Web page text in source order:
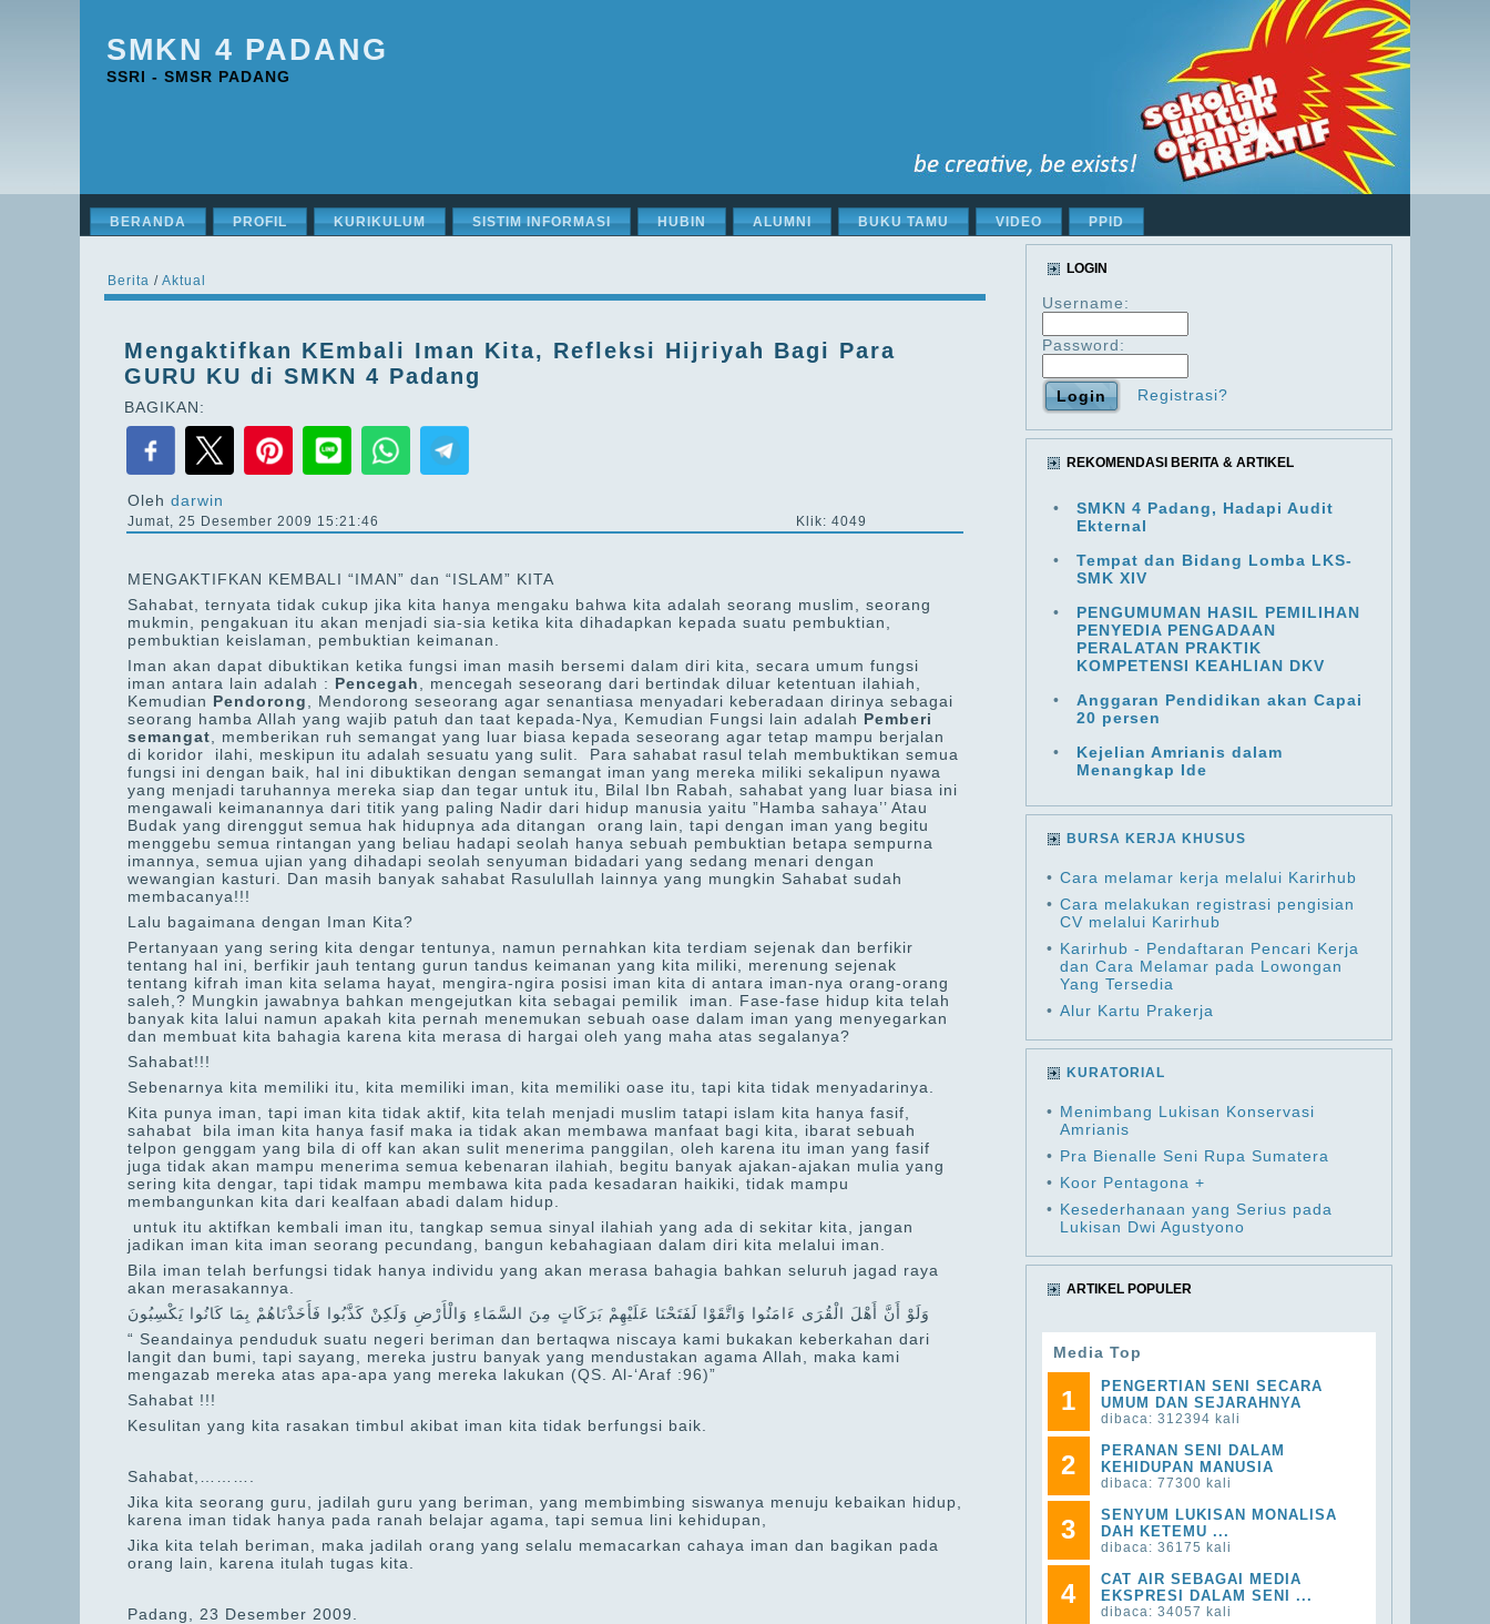
SMKN 4 PADANG
SSRI - SMSR PADANG
BERANDA PROFIL KURIKULUM SISTIM INFORMASI HUBIN ALUMNI BUKU TAMU VIDEO PPID
Berita / Aktual
Mengaktifkan KEmbali Iman Kita, Refleksi Hijriyah Bagi Para
GURU KU di SMKN 4 Padang
BAGIKAN:
Oleh darwin
Jumat, 25 Desember 2009 15:21:46 Klik: 4049
MENGAKTIFKAN KEMBALI “IMAN” dan “ISLAM” KITA
Sahabat, ternyata tidak cukup jika kita hanya mengaku bahwa kita adalah seorang muslim, seorang
mukmin, pengakuan itu akan menjadi sia-sia ketika kita dihadapkan kepada suatu pembuktian,
pembuktian keislaman, pembuktian keimanan.
Iman akan dapat dibuktikan ketika fungsi iman masih bersemi dalam diri kita, secara umum fungsi
iman antara lain adalah : Pencegah
, mencegah seseorang dari bertindak diluar ketentuan ilahiah,
Kemudian Pendorong
, Mendorong seseorang agar senantiasa menyadari keberadaan dirinya sebagai
seorang hamba Allah yang wajib patuh dan taat kepada-Nya, Kemudian Fungsi lain adalah Pemberi
semangat , memberikan ruh semangat yang luar biasa kepada seseorang agar tetap mampu berjalan
di koridor ilahi, meskipun itu adalah sesuatu yang sulit. Para sahabat rasul telah membuktikan semua
fungsi ini dengan baik, hal ini dibuktikan dengan semangat iman yang mereka miliki sekalipun nyawa
yang menjadi taruhannya mereka siap dan tegar untuk itu, Bilal Ibn Rabah, sahabat yang luar biasa ini
mengawali keimanannya dari titik yang paling Nadir dari hidup manusia yaitu ”Hamba sahaya’’ Atau
Budak yang direnggut semua hak hidupnya ada ditangan orang lain, tapi dengan iman yang begitu
menggebu semua rintangan yang beliau hadapi seolah hanya sebuah pembuktian betapa sempurna
imannya, semua ujian yang dihadapi seolah senyuman bidadari yang sedang menari dengan
wewangian kasturi. Dan masih banyak sahabat Rasulullah lainnya yang mungkin Sahabat sudah
membacanya!!!
Lalu bagaimana dengan Iman Kita?
Pertanyaan yang sering kita dengar tentunya, namun pernahkan kita terdiam sejenak dan berfikir
tentang hal ini, berfikir jauh tentang gurun tandus keimanan yang kita miliki, merenung sejenak
tentang kifrah iman kita selama hayat, mengira-ngira posisi iman kita di antara iman-nya orang-orang
saleh,? Mungkin jawabnya bahkan mengejutkan kita sebagai pemilik iman. Fase-fase hidup kita telah
banyak kita lalui namun apakah kita pernah menemukan sebuah oase dalam iman yang menyegarkan
dan membuat kita bahagia karena kita merasa di hargai oleh yang maha atas segalanya?
Sahabat!!!
Sebenarnya kita memiliki itu, kita memiliki iman, kita memiliki oase itu, tapi kita tidak menyadarinya.
Kita punya iman, tapi iman kita tidak aktif, kita telah menjadi muslim tatapi islam kita hanya fasif,
sahabat bila iman kita hanya fasif maka ia tidak akan membawa manfaat bagi kita, ibarat sebuah
telpon genggam yang bila di off kan akan sulit menerima panggilan, oleh karena itu iman yang fasif
juga tidak akan mampu menerima semua kebenaran ilahiah, begitu banyak ajakan-ajakan mulia yang
sering kita dengar, tapi tidak mampu membawa kita pada kesadaran haikiki, tidak mampu
membangunkan kita dari kealfaan abadi dalam hidup.
untuk itu aktifkan kembali iman itu, tangkap semua sinyal ilahiah yang ada di sekitar kita, jangan
jadikan iman kita iman seorang pecundang, bangun kebahagiaan dalam diri kita melalui iman.
Bila iman telah berfungsi tidak hanya individu yang akan merasa bahagia bahkan seluruh jagad raya
akan merasakannya.
وَلَوْ أَنَّ أَهْلَ الْقُرَى ءَامَنُوا وَاتَّقَوْا لَفَتَحْنَا عَلَيْهِمْ بَرَكَاتٍ مِنَ السَّمَاءِ وَالْأَرْضِ وَلَكِنْ كَذَّبُوا فَأَخَذْنَاهُمْ بِمَا كَانُوا يَكْسِبُونَ
“ Seandainya penduduk suatu negeri beriman dan bertaqwa niscaya kami bukakan keberkahan dari
langit dan bumi, tapi sayang, mereka justru banyak yang mendustakan agama Allah, maka kami
mengazab mereka atas apa-apa yang mereka lakukan (QS. Al-‘Araf :96)”
Sahabat !!!
Kesulitan yang kita rasakan timbul akibat iman kita tidak berfungsi baik.
Sahabat,……….
Jika kita seorang guru, jadilah guru yang beriman, yang membimbing siswanya menuju kebaikan hidup,
karena iman tidak hanya pada ranah belajar agama, tapi semua lini kehidupan,
Jika kita telah beriman, maka jadilah orang yang selalu memacarkan cahaya iman dan bagikan pada
orang lain, karena itulah tugas kita.
Padang, 23 Desember 2009.
LOGIN
Username:
Password:
Registrasi?
REKOMENDASI BERITA & ARTIKEL
•
SMKN 4 Padang, Hadapi Audit
Ekternal
•
Tempat dan Bidang Lomba LKS-
SMK XIV
•
PENGUMUMAN HASIL PEMILIHAN
PENYEDIA PENGADAAN
PERALATAN PRAKTIK
KOMPETENSI KEAHLIAN DKV
•
Anggaran Pendidikan akan Capai
20 persen
•
Kejelian Amrianis dalam
Menangkap Ide
BURSA KERJA KHUSUS
• Cara melamar kerja melalui Karirhub
• Cara melakukan registrasi pengisian
CV melalui Karirhub
• Karirhub - Pendaftaran Pencari Kerja
dan Cara Melamar pada Lowongan
Yang Tersedia
• Alur Kartu Prakerja
KURATORIAL
• Menimbang Lukisan Konservasi
Amrianis
• Pra Bienalle Seni Rupa Sumatera
• Koor Pentagona +
• Kesederhanaan yang Serius pada
Lukisan Dwi Agustyono
ARTIKEL POPULER
Media Top
1
PENGERTIAN SENI SECARA
UMUM DAN SEJARAHNYA
dibaca: 312394 kali
2
PERANAN SENI DALAM
KEHIDUPAN MANUSIA
dibaca: 77300 kali
3
SENYUM LUKISAN MONALISA
DAH KETEMU ...
dibaca: 36175 kali
4
CAT AIR SEBAGAI MEDIA
EKSPRESI DALAM SENI ...
dibaca: 34057 kali